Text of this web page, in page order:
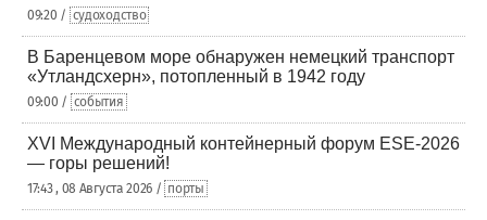
09:20 / судоходство
В Баренцевом море обнаружен немецкий транспорт
«Утландсхерн», потопленный в 1942 году
09:00 / события
XVI Международный контейнерный форум ESE-2026
— горы решений!
17:43 , 08 Августа 2026 / порты